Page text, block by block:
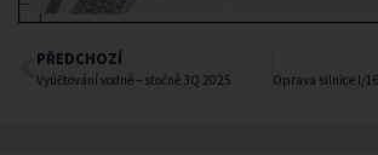
PŘEDCHOZÍ
Vyúčtování vodné – stočné 3Q 2025